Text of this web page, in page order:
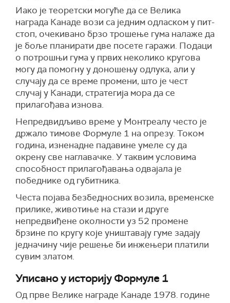
Иако је теоретски могуће да се Велика
награда Канаде вози са једним одласком у пит-
стоп, очекивано брзо трошење гума налаже да
је боље планирати две посете гаражи. Подаци
о потрошњи гума у првих неколико кругова
могу да помогну у доношењу одлука, али у
случају да се време промени, што је чест
случај у Канади, стратегија мора да се
прилагођава изнова.
Непредвидљиво време у Монтреалу често је
држало тимове Формуле 1 на опрезу. Током
година, изненадне падавине умеле су да
окрену све наглавачке. У таквим условима
способност прилагођавања одвајала је
победнике од губитника.
Честа појава безбедносних возила, временске
прилике, животиње на стази и друге
непредвиђене околности уз 52 промене
брзине по кругу које уништавају гуме задају
једначину чије решење би инжењери платили
сувим златом.
Уписано у историју Формуле 1
Од прве Велике награде Канаде 1978. године